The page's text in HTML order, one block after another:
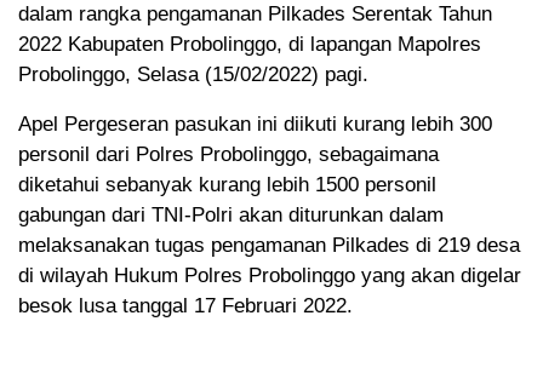
dalam rangka pengamanan Pilkades Serentak Tahun
2022 Kabupaten Probolinggo, di lapangan Mapolres
Probolinggo, Selasa (15/02/2022) pagi.
Apel Pergeseran pasukan ini diikuti kurang lebih 300
personil dari Polres Probolinggo, sebagaimana
diketahui sebanyak kurang lebih 1500 personil
gabungan dari TNI-Polri akan diturunkan dalam
melaksanakan tugas pengamanan Pilkades di 219 desa
di wilayah Hukum Polres Probolinggo yang akan digelar
besok lusa tanggal 17 Februari 2022.